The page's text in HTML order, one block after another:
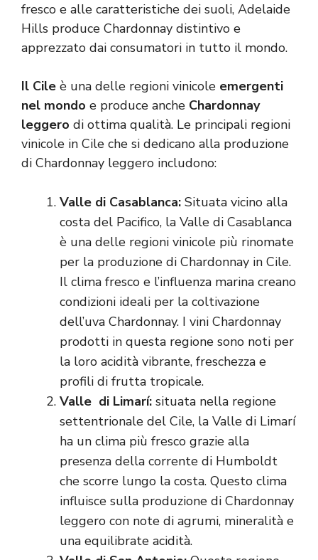
fresco e alle caratteristiche dei suoli, Adelaide
Hills produce Chardonnay distintivo e
apprezzato dai consumatori in tutto il mondo.
Il Cile è una delle regioni vinicole emergenti
nel mondo e produce anche Chardonnay
leggero di ottima qualità. Le principali regioni
vinicole in Cile che si dedicano alla produzione
di Chardonnay leggero includono:
Valle di Casablanca: Situata vicino alla
costa del Pacifico, la Valle di Casablanca
è una delle regioni vinicole più rinomate
per la produzione di Chardonnay in Cile.
Il clima fresco e l’influenza marina creano
condizioni ideali per la coltivazione
dell’uva Chardonnay. I vini Chardonnay
prodotti in questa regione sono noti per
la loro acidità vibrante, freschezza e
profili di frutta tropicale.
Valle di Limarí: situata nella regione
settentrionale del Cile, la Valle di Limarí
ha un clima più fresco grazie alla
presenza della corrente di Humboldt
che scorre lungo la costa. Questo clima
influisce sulla produzione di Chardonnay
leggero con note di agrumi, mineralità e
una equilibrate acidità.